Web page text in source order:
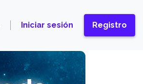
Iniciar sesión Registro